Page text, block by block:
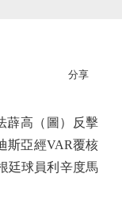
分享
高（圖）反擊
斯亞經VAR覆核
廷球員利辛度馬